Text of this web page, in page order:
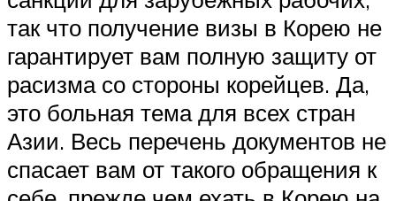
так что получение визы в Корею не
гарантирует вам полную защиту от
расизма со стороны корейцев. Да,
это больная тема для всех стран
Азии. Весь перечень документов не
спасает вам от такого обращения к